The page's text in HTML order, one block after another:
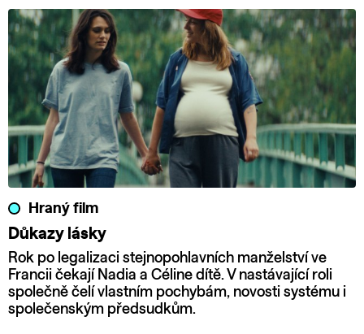
Hraný film
Důkazy lásky
Rok po legalizaci stejnopohlavních manželství ve
Francii čekají Nadia a Céline dítě. V nastávající roli
společně čelí vlastním pochybám, novosti systému i
společenským předsudkům.